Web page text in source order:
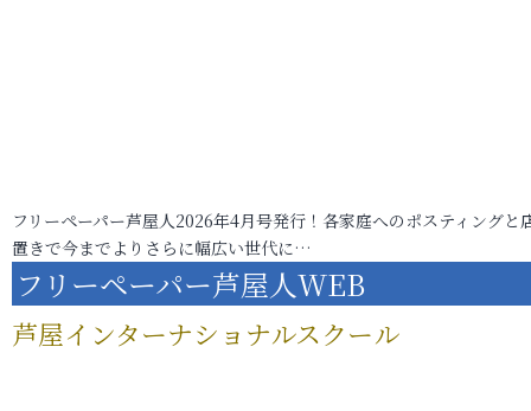
フリーペーパー芦屋人2026年4月号発行！各家庭へのポスティングと
置きで今までよりさらに幅広い世代に…
フリーペーパー芦屋人WEB
芦屋インターナショナルスクール